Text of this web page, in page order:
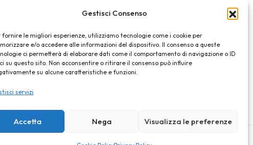
Gestisci Consenso
fornire le migliori esperienze, utilizziamo tecnologie come i cookie per
e/o accedere alle informazioni del dispositivo. Il consenso a queste
ci permetterà di elaborare dati come il comportamento di navigazione o ID
su questo sito. Non acconsentire o ritirare il consenso può influire
su alcune caratteristiche e funzioni.
servizi
Accetta Nega Visualizza le preferenze
Magazine